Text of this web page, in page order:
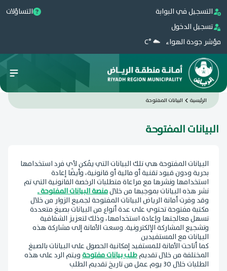
التسجيل في البوابة
تسجيل الدخول
مؤشر جودة الهواء
°C
التساؤلات
الرئيسية البيانات المفتوحة
البيانات المفتوحة
البيانات المفتوحة هي تلك البيانات التي يُمكن لأي فرد استخدامها
بحرية ودون قيود تقنية أو مالية أو قانونية، وأيضًا إعادة
استخدامها ونشرها مع مراعاة متطلبات الرخصة القانونية التي تم
نشر هذه البيانات بموجبها من خلالمنصة البيانات المفتوحة ـ
وقد وفرت أمانة الرياض البيانات المفتوحة لجميع الزوار من خلال
مكتبة مفتوحة تحتوي على عدة أنواع من البيانات بصيغ متعددة
تسهل معالجتها وإعادة استخدامها، وذلك لتعزيز الشفافية
وتشجيع المشاركة الإلكترونية. وسعت الأمانة إلى مشاركة هذه
البيانات مع المستفيدين
كما أتاحت الأمانة للمستفيد إمكانية الحصول على البيانات بالصيغ
المختلفة من خلال تقديمطلب بيانات مفتوحةويتم الرد على هذه
الطلبات خلال 30 يوم عمل من تاريخ تقديم الطلب